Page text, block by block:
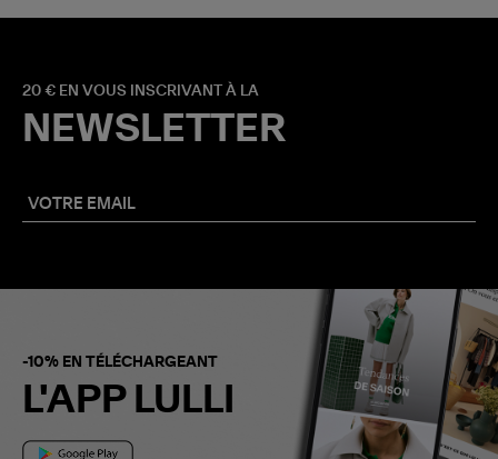
20 € EN VOUS INSCRIVANT À LA
NEWSLETTER
-10% EN TÉLÉCHARGEANT
L'APP LULLI